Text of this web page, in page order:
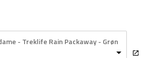
- Treklife Rain Packaway - Grøn